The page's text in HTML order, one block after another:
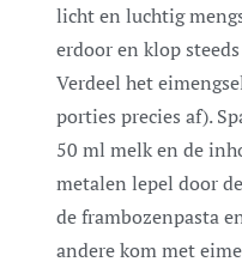
licht en luchtig
erdoor en klop
Verdeel het
porties precies af).
50 ml melk en de
metalen lepel door
de frambozenpasta
andere kom met